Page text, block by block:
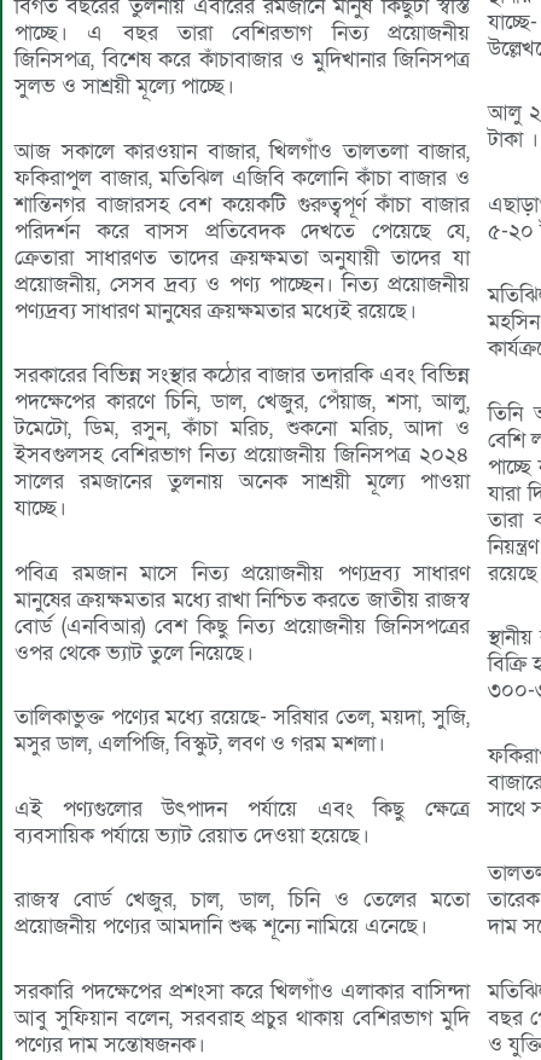
বিগত বছরের তুলনায় এবারের রমজানে মানুষ কিছুটা স্বস্তি
পাচ্ছে। এ বছর তারা বেশিরভাগ নিত্য প্রয়োজনীয়
জিনিসপত্র, বিশেষ করে কাঁচাবাজার ও মুদিখানার জিনিসপত্র
সুলভ ও সাশ্রয়ী মূল্যে পাচ্ছে।
আজ সকালে কারওয়ান বাজার, খিলগাঁও তালতলা বাজার,
ফকিরাপুল বাজার, মতিঝিল এজিবি কলোনি কাঁচা বাজার ও
শান্তিনগর বাজারসহ বেশ কয়েকটি গুরুত্বপূর্ণ কাঁচা বাজার
পরিদর্শন করে বাসস প্রতিবেদক দেখতে পেয়েছে যে,
ক্রেতারা সাধারণত তাদের ক্রয়ক্ষমতা অনুযায়ী তাদের যা
প্রয়োজনীয়, সেসব দ্রব্য ও পণ্য পাচ্ছেন। নিত্য প্রয়োজনীয়
পণ্যদ্রব্য সাধারণ মানুষের ক্রয়ক্ষমতার মধ্যেই রয়েছে।
সরকারের বিভিন্ন সংস্থার কঠোর বাজার তদারকি এবং বিভিন্ন
পদক্ষেপের কারণে চিনি, ডাল, খেজুর, পেঁয়াজ, শসা, আলু,
টমেটো, ডিম, রসুন, কাঁচা মরিচ, শুকনো মরিচ, আদা ও
ইসবগুলসহ বেশিরভাগ নিত্য প্রয়োজনীয় জিনিসপত্র ২০২৪
সালের রমজানের তুলনায় অনেক সাশ্রয়ী মূল্যে পাওয়া
যাচ্ছে।
পবিত্র রমজান মাসে নিত্য প্রয়োজনীয় পণ্যদ্রব্য সাধারণ
মানুষের ক্রয়ক্ষমতার মধ্যে রাখা নিশ্চিত করতে জাতীয় রাজস্ব
বোর্ড (এনবিআর) বেশ কিছু নিত্য প্রয়োজনীয় জিনিসপত্রের
ওপর থেকে ভ্যাট তুলে নিয়েছে।
তালিকাভুক্ত পণ্যের মধ্যে রয়েছে- সরিষার তেল, ময়দা, সুজি,
মসুর ডাল, এলপিজি, বিস্কুট, লবণ ও গরম মশলা।
এই পণ্যগুলোর উৎপাদন পর্যায়ে এবং কিছু ক্ষেত্রে
ব্যবসায়িক পর্যায়ে ভ্যাট রেয়াত দেওয়া হয়েছে।
রাজস্ব বোর্ড খেজুর, চাল, ডাল, চিনি ও তেলের মতো
প্রয়োজনীয় পণ্যের আমদানি শুল্ক শূন্যে নামিয়ে এনেছে।
সরকারি পদক্ষেপের প্রশংসা করে খিলগাঁও এলাকার বাসিন্দা
আবু সুফিয়ান বলেন, সরবরাহ প্রচুর থাকায় বেশিরভাগ মুদি
পণ্যের দাম সন্তোষজনক।
আলু
টাকা ।
৫-২০
তিনি
বেশি
যারা
তারা
৩০০-
সাথে
দাম
বছর
ও